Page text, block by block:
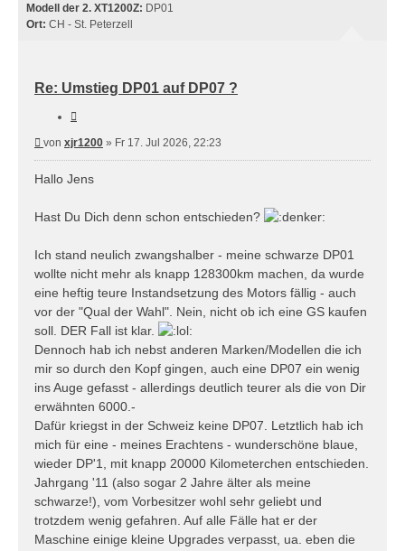
Modell der 2. XT1200Z: DP01
Ort: CH - St. Peterzell
Re: Umstieg DP01 auf DP07 ?
Beitrag
von xjr1200 » Fr 17. Jul 2026, 22:23
Hallo Jens
Hast Du Dich denn schon entschieden?
Ich stand neulich zwangshalber - meine schwarze DP01
wollte nicht mehr als knapp 128300km machen, da wurde
eine heftig teure Instandsetzung des Motors fällig - auch
vor der "Qual der Wahl". Nein, nicht ob ich eine GS kaufen
soll. DER Fall ist klar.
Dennoch hab ich nebst anderen Marken/Modellen die ich
mir so durch den Kopf gingen, auch eine DP07 ein wenig
ins Auge gefasst - allerdings deutlich teurer als die von Dir
erwähnten 6000.-
Dafür kriegst in der Schweiz keine DP07. Letztlich hab ich
mich für eine - meines Erachtens - wunderschöne blaue,
wieder DP'1, mit knapp 20000 Kilometerchen entschieden.
Jahrgang '11 (also sogar 2 Jahre älter als meine
schwarze!), vom Vorbesitzer wohl sehr geliebt und
trotzdem wenig gefahren. Auf alle Fälle hat er der
Maschine einige kleine Upgrades verpasst, ua. eben die